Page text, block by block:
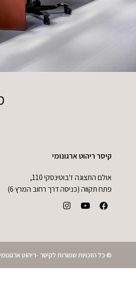
קיסר ריהוט ארגונומי
אולם התצוגה ז'בוטינסקי 110,
פתח תקווה (כניסה דרך רחוב המרץ 6)
© כל הזכויות שמורות לקיסר -ריהוט ארגונומי